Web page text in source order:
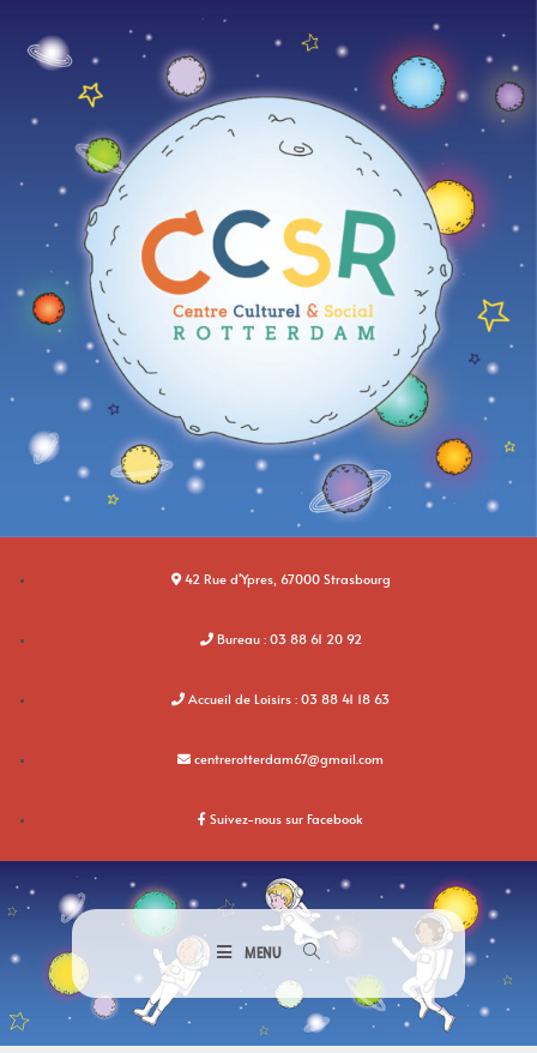
42 Rue d'Ypres, 67000 Strasbourg
Bureau : 03 88 61 20 92
Accueil de Loisirs : 03 88 41 18 63
centrerotterdam67@gmail.com
Suivez-nous sur Facebook
MENU